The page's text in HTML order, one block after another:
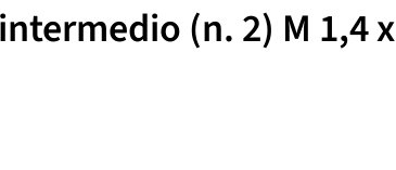
(n. 2) M 1,4 x